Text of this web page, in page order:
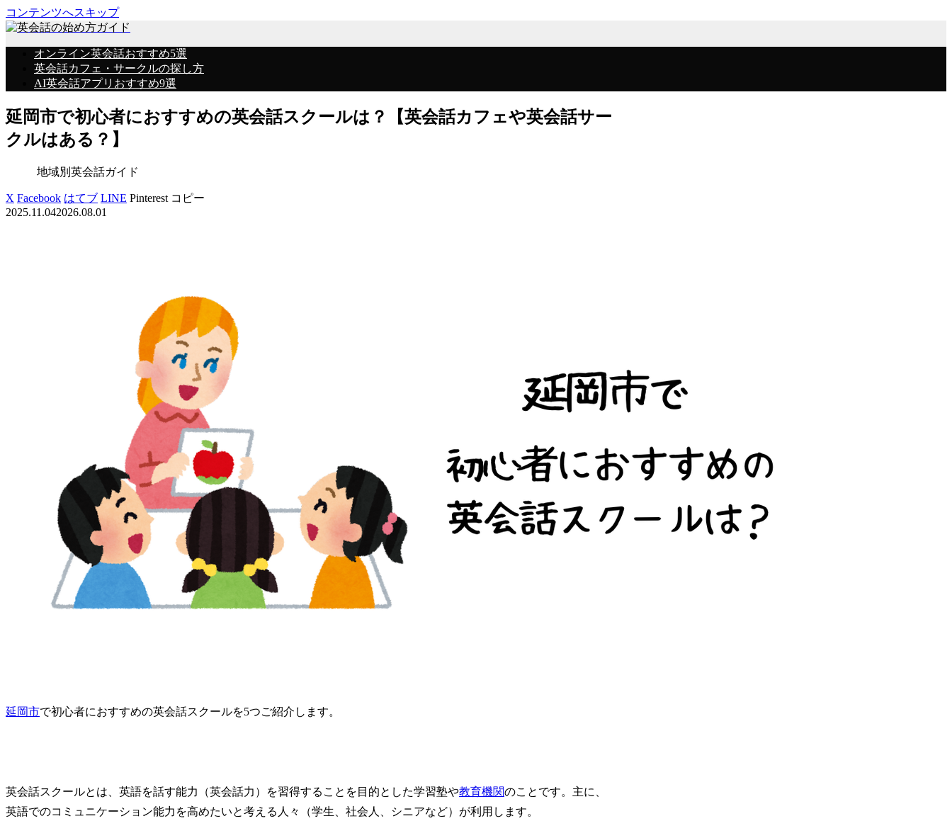
コンテンツへスキップ
オンライン英会話おすすめ5選
英会話カフェ・サークルの探し方
AI英会話アプリおすすめ9選
延岡市で初心者におすすめの英会話スクールは？【英会話カフェや英会話サー
クルはある？】
地域別英会話ガイド
X Facebook はてブ LINE Pinterest コピー
2025.11.042026.08.01
延岡市で初心者におすすめの英会話スクールを5つご紹介します。
英会話スクールとは、英語を話す能力（英会話力）を習得することを目的とした学習塾や教育機関のことです。主に、
英語でのコミュニケーション能力を高めたいと考える人々（学生、社会人、シニアなど）が利用します。